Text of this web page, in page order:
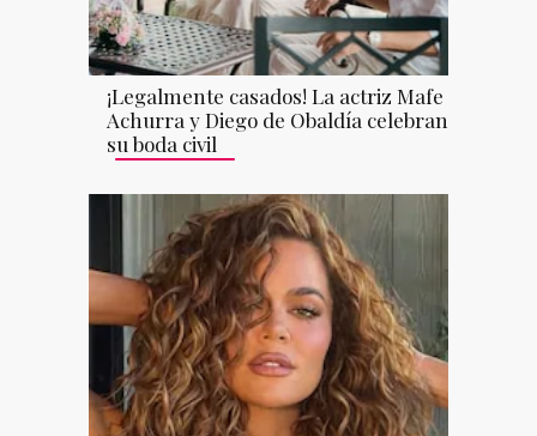
¡Legalmente casados! La actriz Mafe
Achurra y Diego de Obaldía celebran
su boda civil